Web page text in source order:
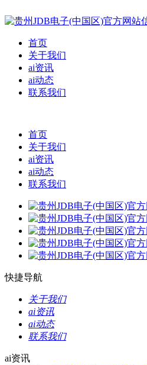
首页
关于我们
ai资讯
ai动态
联系我们
首页
关于我们
ai资讯
ai动态
联系我们
快捷导航
关于我们
ai资讯
ai动态
联系我们
ai资讯